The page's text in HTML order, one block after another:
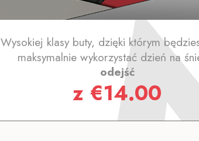
Wysokiej klasy buty, dzięki którym
maksymalnie wykorzystać dzień na
odejść
z €14.00